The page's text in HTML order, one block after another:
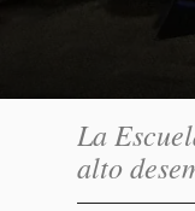
La
alto